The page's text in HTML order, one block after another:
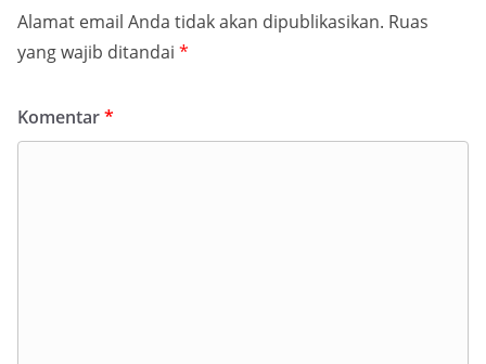
Alamat email Anda tidak akan dipublikasikan. Ruas
yang wajib ditandai *
Komentar*